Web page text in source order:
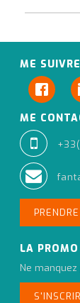
ME SUIVRE
ME
LA
Ne